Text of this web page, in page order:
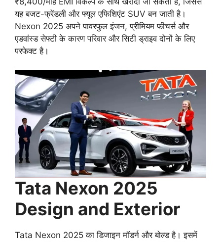
यह बजट-फ्रेंडली और फ्यूल एफिशिएंट SUV बन जाती है।
Nexon 2025 अपने पावरफुल इंजन, प्रीमियम फीचर्स और
एडवांस्ड सेफ्टी के कारण परिवार और सिटी ड्राइव दोनों के लिए
परफेक्ट है।
Tata Nexon 2025
Design and Exterior
Tata Nexon 2025 का डिजाइन मॉडर्न और बोल्ड है। इसमें